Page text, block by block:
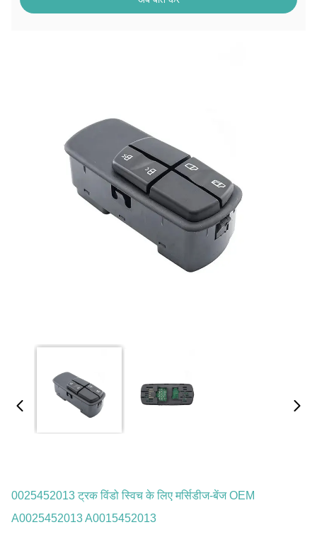
0025452013 ट्रक विंडो स्विच के लिए मर्सिडीज-बेंज OEM
A0025452013 A0015452013